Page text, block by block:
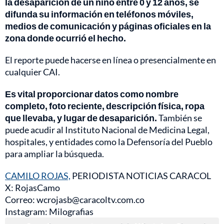
difunda su información en teléfonos móviles,
medios de comunicación y páginas oficiales en la
zona donde ocurrió el hecho.
El reporte puede hacerse en línea o presencialmente en
cualquier CAI.
Es vital proporcionar datos como nombre
completo, foto reciente, descripción física, ropa
que llevaba, y lugar de desaparición.También se
puede acudir al Instituto Nacional de Medicina Legal,
hospitales, y entidades como la Defensoría del Pueblo
para ampliar la búsqueda.
CAMILO ROJAS, PERIODISTA NOTICIAS CARACOL
X: RojasCamo
Correo: wcrojasb@caracoltv.com.co
Instagram: Milografias